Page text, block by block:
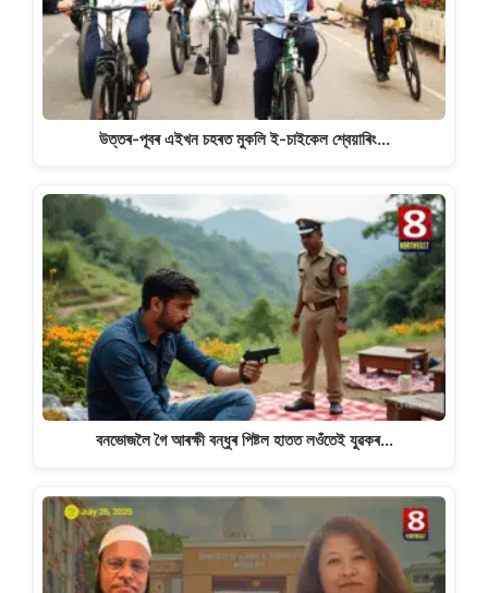
উত্তৰ-পূবৰ এইখন চহৰত মুকলি ই-চাইকেল শ্বেয়াৰিং…
বনভোজলৈ গৈ আৰক্ষী বন্ধুৰ পিষ্টল হাতত লওঁতেই যুৱকৰ…